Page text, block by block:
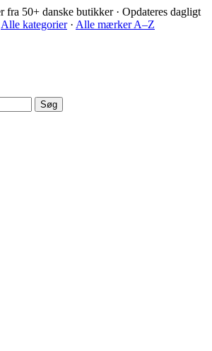
fra 50+ danske butikker · Opdateres dagligt
Alle kategorier· Alle mærker A–Z
Søg